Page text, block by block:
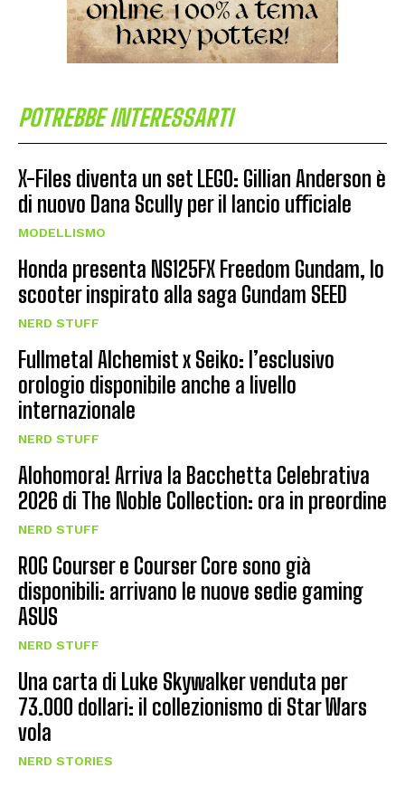
POTREBBE INTERESSARTI
X-Files diventa un set LEGO: Gillian Anderson è
di nuovo Dana Scully per il lancio ufficiale
MODELLISMO
Honda presenta NS125FX Freedom Gundam, lo
scooter inspirato alla saga Gundam SEED
NERD STUFF
Fullmetal Alchemist x Seiko: l’esclusivo
orologio disponibile anche a livello
internazionale
NERD STUFF
Alohomora! Arriva la Bacchetta Celebrativa
2026 di The Noble Collection: ora in preordine
NERD STUFF
ROG Courser e Courser Core sono già
disponibili: arrivano le nuove sedie gaming
ASUS
NERD STUFF
Una carta di Luke Skywalker venduta per
73.000 dollari: il collezionismo di Star Wars
vola
NERD STORIES